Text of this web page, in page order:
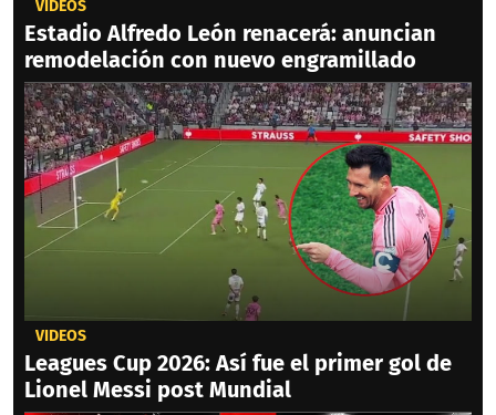
VIDEOS
Estadio Alfredo León renacerá: anuncian
remodelación con nuevo engramillado
VIDEOS
Leagues Cup 2026: Así fue el primer gol de
Lionel Messi post Mundial